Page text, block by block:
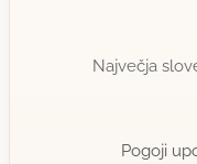
član od 2008 15
Največja
Pogoji